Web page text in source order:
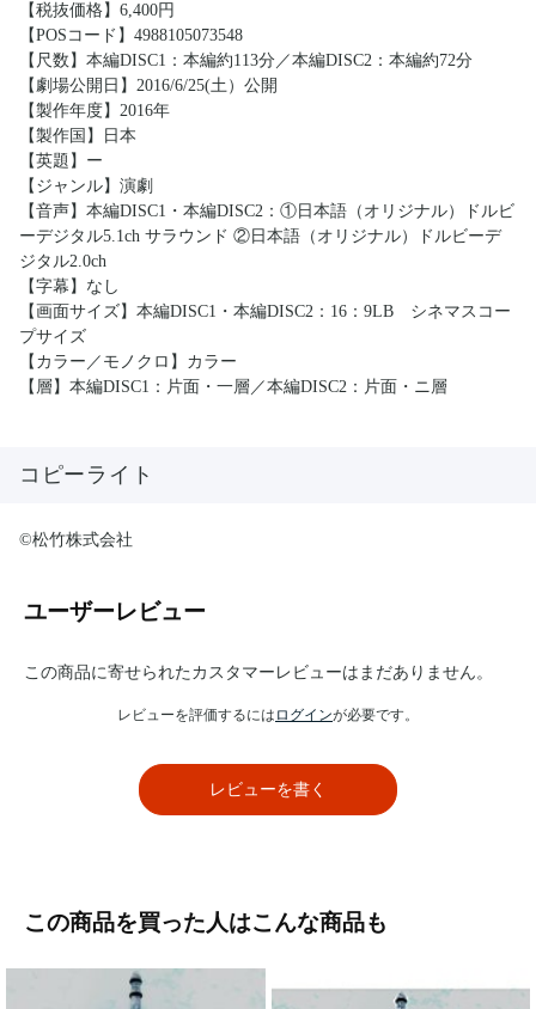
【税抜価格】6,400円
【POSコード】4988105073548
【尺数】本編DISC1：本編約113分／本編DISC2：本編約72分
【劇場公開日】2016/6/25(土）公開
【製作年度】2016年
【製作国】日本
【英題】ー
【ジャンル】演劇
【音声】本編DISC1・本編DISC2：①日本語（オリジナル）ドルビ
ーデジタル5.1ch サラウンド ②日本語（オリジナル）ドルビーデ
ジタル2.0ch
【字幕】なし
【画面サイズ】本編DISC1・本編DISC2：16：9LB シネマスコー
プサイズ
【カラー／モノクロ】カラー
【層】本編DISC1：片面・一層／本編DISC2：片面・ニ層
コピーライト
©松竹株式会社
ユーザーレビュー
この商品に寄せられたカスタマーレビューはまだありません。
レビューを評価するには ログインが必要です。
レビューを書く
この商品を買った人はこんな商品も